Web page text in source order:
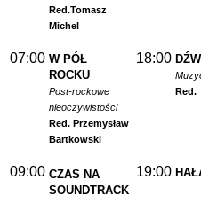
Red.Tomasz
Michel
07:00 W PÓŁ
ROCKU
Post-rockowe
nieoczywistości
Red. Przemysław
Bartkowski
18:00
Red.
09:00 CZAS NA
SOUNDTRACK
19:00